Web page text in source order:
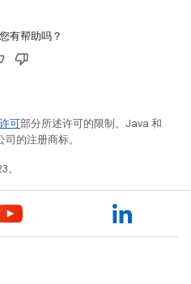
有帮助吗？
可部分所述许可的限制。Java 和
的注册商标。